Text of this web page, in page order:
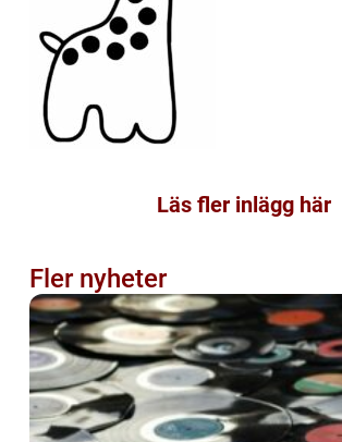
Läs fler inlägg här
Fler nyheter